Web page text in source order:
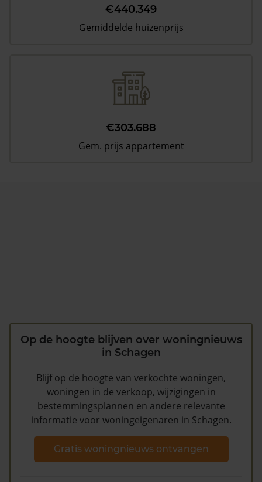
€440.349
Gemiddelde huizenprijs
€303.688
Gem. prijs appartement
Op de hoogte blijven over woningnieuws
in Schagen
Blijf op de hoogte van verkochte woningen,
woningen in de verkoop, wijzigingen in
bestemmingsplannen en andere relevante
informatie voor woningeigenaren in Schagen.
Gratis woningnieuws ontvangen